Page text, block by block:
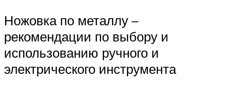
Ножовка по металлу –
рекомендации по выбору и
использованию ручного и
электрического инструмента